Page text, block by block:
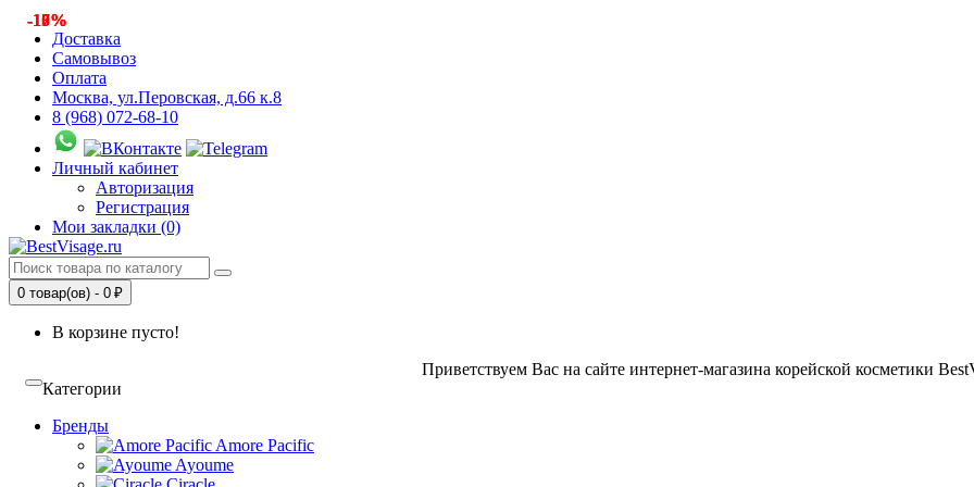
Доставка
Самовывоз
Оплата
Москва, ул.Перовская, д.66 к.8
8 (968) 072-68-10
Личный кабинет
Авторизация
Регистрация
Мои закладки (0)
0 товар(ов) - 0 ₽
В корзине пусто!
Приветствуем Вас на сайте интернет-магазина корейской косметики
Категории
Бренды
Amore Pacific
Ayoume
-10%
-13%
-17%